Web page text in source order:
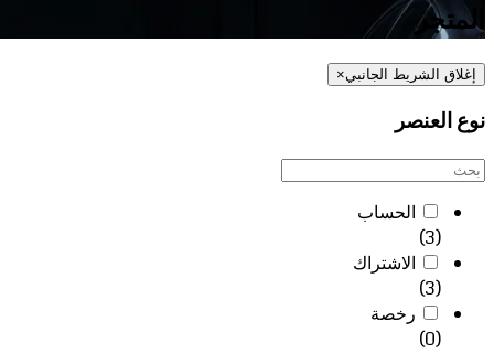
المتجر
إغلاق الشريط الجانبي×
نوع العنصر
الحساب
(3)
الاشتراك
(3)
رخصة
(0)